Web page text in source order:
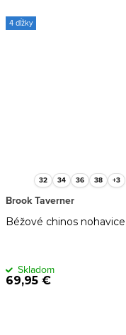
4 dĺžky
32 34 36 38 +3
Béžové chinos nohavice
Brook Taverner
69,95 €
Skladom